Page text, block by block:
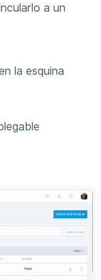
a un
la esquina